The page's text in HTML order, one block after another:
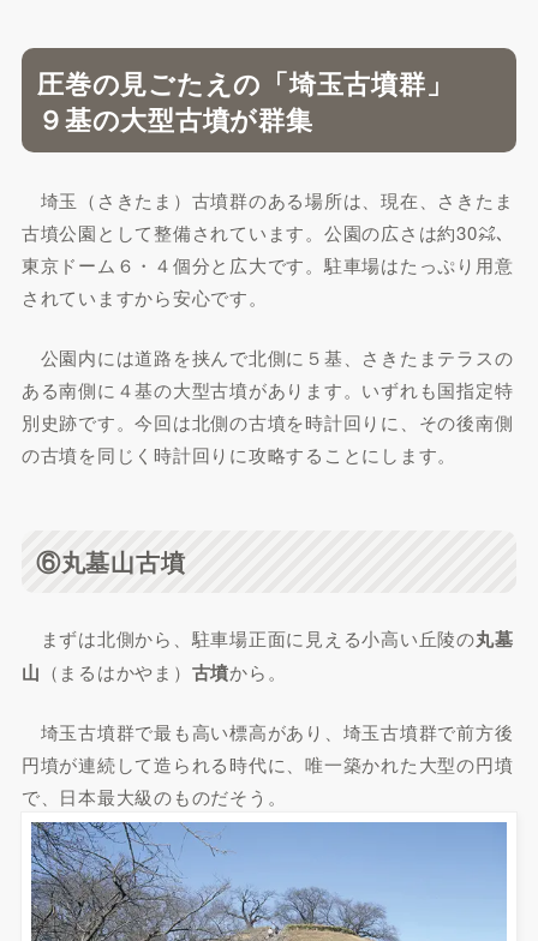
圧巻の見ごたえの「埼玉古墳群」
９基の大型古墳が群集
埼玉（さきたま）古墳群のある場所は、現在、さきたま
古墳公園として整備されています。公園の広さは約30㌶、
東京ドーム６・４個分と広大です。駐車場はたっぷり用意
されていますから安心です。
公園内には道路を挟んで北側に５基、さきたまテラスの
ある南側に４基の大型古墳があります。いずれも国指定特
別史跡です。今回は北側の古墳を時計回りに、その後南側
の古墳を同じく時計回りに攻略することにします。
⑥丸墓山古墳
まずは北側から、駐車場正面に見える小高い丘陵の丸墓
山 （まるはかやま） 古墳から。
埼玉古墳群で最も高い標高があり、埼玉古墳群で前方後
円墳が連続して造られる時代に、唯一築かれた大型の円墳
で、日本最大級のものだそう。